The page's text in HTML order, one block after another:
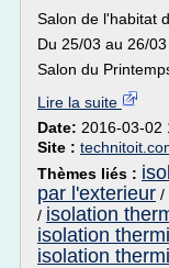
Salon de l'habitat
Du 25/03 au 26/03
Salon du
Lire la suite
Date: 2016-03-02
Site :
Thèmes liés :
par l'exterieur /
/ isolation
isolation
isolation